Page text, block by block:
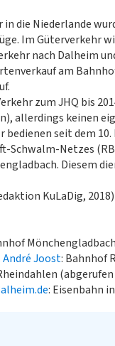
in die Niederlande
Im Güterverkehr
nach Dalheim
am
zum JHQ bis
allerdings keinen
bedienen seit dem
Schwalm-Netzes
Diesem
KuLaDig, 2018)
André Joost: Bahnhof
(abgerufen
: Eisenbahn